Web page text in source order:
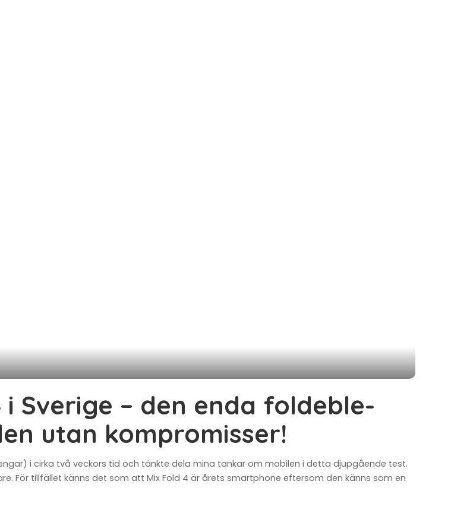
i Sverige – den enda foldeble-
utan kompromisser!
i cirka två veckors tid och tänkte dela mina tankar om mobilen i detta djupgående test.
För tillfället känns det som att Mix Fold 4 är årets smartphone eftersom den känns som en